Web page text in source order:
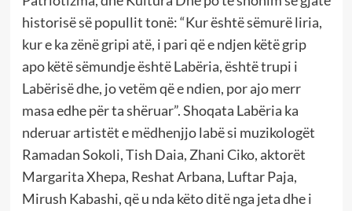
historisë së popullit tonë: “Kur është sëmurë liria,
kur e ka zënë gripi atë, i pari që e ndjen këtë grip
apo këtë sëmundje është Labëria, është trupi i
Labërisë dhe, jo vetëm që e ndien, por ajo merr
masa edhe për ta shëruar”. Shoqata Labëria ka
nderuar artistët e mëdhenjjo labë si muzikologët
Ramadan Sokoli, Tish Daia, Zhani Ciko, aktorët
Margarita Xhepa, Reshat Arbana, Luftar Paja,
Mirush Kabashi, që u nda këto ditë nga jeta dhe i